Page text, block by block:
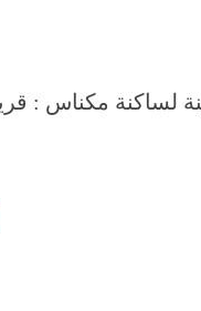
لساكنة مكناس :